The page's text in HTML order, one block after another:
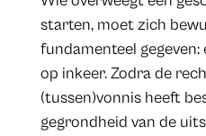
starten, moet zich
fundamenteel
op inkeer. Zodra de
(tussen)vonnis heeft
gegrondheid van de